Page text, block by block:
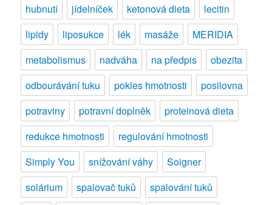
hubnutí
jídelníček ketonová dieta
lecitin
lipidy
liposukce lék masáže
MERIDIA
metabolismus
nadváha na předpis
obezita
odbourávání tuku
pokles hmotnosti
posilovna
potraviny
potravní doplněk
proteinová dieta
redukce hmotnosti
regulování hmotnosti
Simply You
snížování váhy
Soigner
solárium
spalovač tuků
spalování tuků